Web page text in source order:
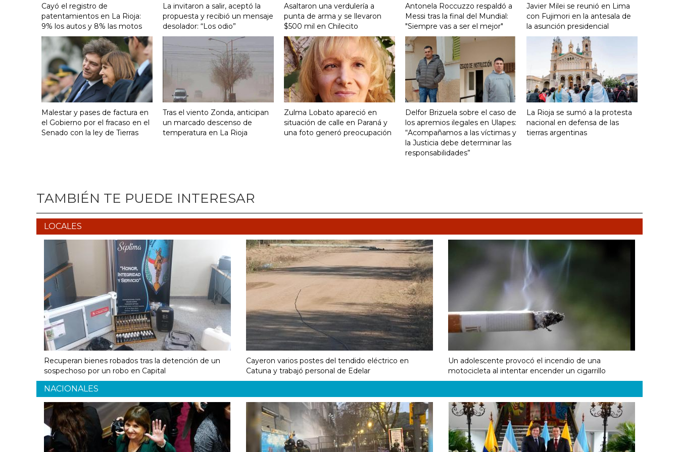
Cayó el registro de
patentamientos en La Rioja:
9% los autos y 8% las motos
La invitaron a salir, aceptó la
propuesta y recibió un mensaje
desolador: “Los odio”
Asaltaron una verdulería a
punta de arma y se llevaron
$500 mil en Chilecito
Antonela Roccuzzo respaldó a
Messi tras la final del Mundial:
"Siempre vas a ser el mejor"
Javier Milei se reunió en Lima
con Fujimori en la antesala de
la asunción presidencial
Malestar y pases de factura en
el Gobierno por el fracaso en el
Senado con la ley de Tierras
Tras el viento Zonda, anticipan
un marcado descenso de
temperatura en La Rioja
Zulma Lobato apareció en
situación de calle en Paraná y
una foto generó preocupación
Delfor Brizuela sobre el caso de
los apremios ilegales en Ulapes:
“Acompañamos a las víctimas y
la Justicia debe determinar las
responsabilidades”
La Rioja se sumó a la protesta
nacional en defensa de las
tierras argentinas
TAMBIÉN TE PUEDE INTERESAR
LOCALES
Recuperan bienes robados tras la detención de un
sospechoso por un robo en Capital
Cayeron varios postes del tendido eléctrico en
Catuna y trabajó personal de Edelar
Un adolescente provocó el incendio de una
motocicleta al intentar encender un cigarrillo
NACIONALES